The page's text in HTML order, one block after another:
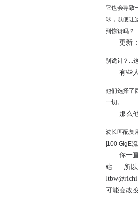
它也会导致
球，以便让
到惊讶吗？
更新
别诡计？...
有些
他们选择了
一切。
那么
波长匹配复
[100 GigE
你一
站......所
可能会改